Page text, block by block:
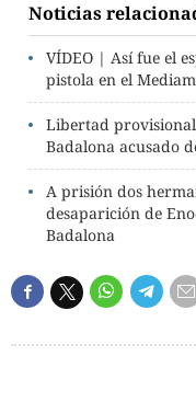
Noticias
VÍDEO | Así fue el
pistola en el
Libertad
Badalona acusado
A prisión dos
desaparición de
Badalona